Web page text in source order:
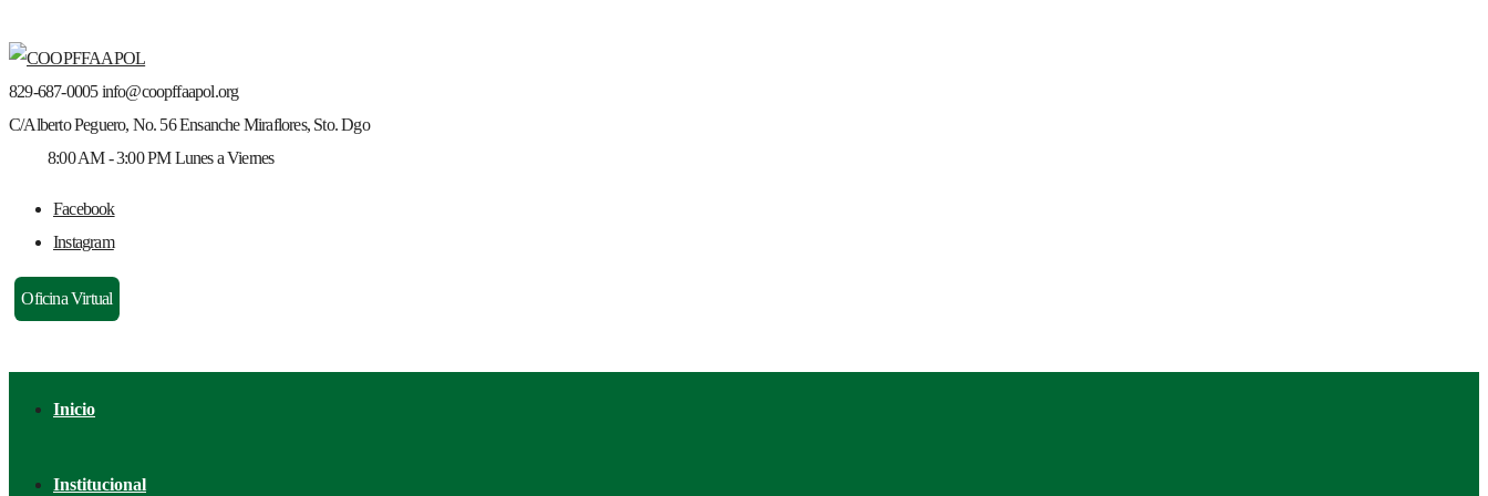
829-687-0005 info@coopffaapol.org
C/Alberto Peguero, No. 56Ensanche Miraflores, Sto. Dgo
8:00 AM - 3:00 PM Lunes a Viernes
Facebook
Instagram
Oficina Virtual
Inicio
Institucional